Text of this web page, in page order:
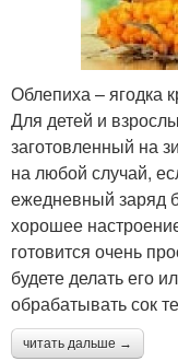
Облепиха – ягодка
Для детей и
заготовленный на
на любой случай,
ежедневный заряд
хорошее
готовится очень
будете делать его
обрабатывать сок
читать дальше →